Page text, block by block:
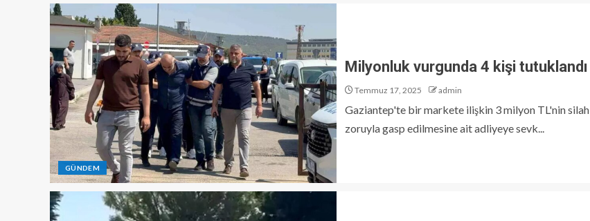
GÜNDEM
Milyonluk vurgunda 4 kişi tutuklandı
Temmuz 17, 2025 admin
Gaziantep'te bir markete ilişkin 3 milyon TL'nin silah
zoruyla gasp edilmesine ait adliyeye sevk...